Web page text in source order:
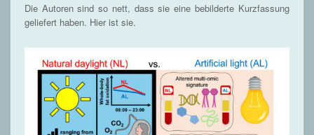
Die Autoren sind so nett, dass sie eine bebilderte Kurzfassung
geliefert haben. Hier ist sie.